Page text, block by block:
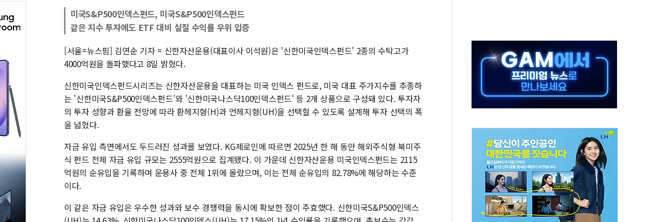
[코인시황] 비트코인 6만4000달러대 횡보…고래·ETF 매수에도 고유가·금리·입법 지연 '삼중 부담'
[베트남 증시] 유동성 부진 지속, 강보합 마감...석유·가스주 올랐지만 빈그룹이 상쇄
후티 반군, 예멘 정부군과 사우디 동시 공격… 위기 고조되는 또 다른 중동 화약고
미국S&P500인덱스펀드, 미국S&P500인덱스펀드
같은 지수 투자에도 ETF 대비 실질 수익률 우위 입증
[서울=뉴스핌] 김연순 기자 = 신한자산운용(대표이사 이석원)은 '신한미국인덱스펀드' 2종의 수탁고가
4000억원을 돌파했다고 8일 밝혔다.
신한미국인덱스펀드시리즈는 신한자산운용을 대표하는 미국 인덱스 펀드로, 미국 대표 주가지수를 추종하
는 '신한미국S&P500인덱스펀드'와 '신한미국나스닥100인덱스펀드' 등 2개 상품으로 구성돼 있다. 투자자
의 투자 성향과 환율 전망에 따라 환헤지형(H)과 언헤지형(UH)을 선택할 수 있도록 설계해 투자 선택의 폭
을 넓혔다.
자금 유입 측면에서도 두드러진 성과를 보였다. KG제로인에 따르면 2025년 한 해 동안 해외주식형 북미주
식 펀드 전체 자금 유입 규모는 2555억원으로 집계됐다. 이 가운데 신한자산운용 미국인덱스펀드는 2115
억원의 순유입을 기록하며 운용사 중 전체 1위에 올랐으며, 이는 전체 순유입의 82.78%에 해당하는 수준
이다.
이 같은 자금 유입은 우수한 성과와 보수 경쟁력을 동시에 확보한 점이 주효했다. 신한미국S&P500인덱스